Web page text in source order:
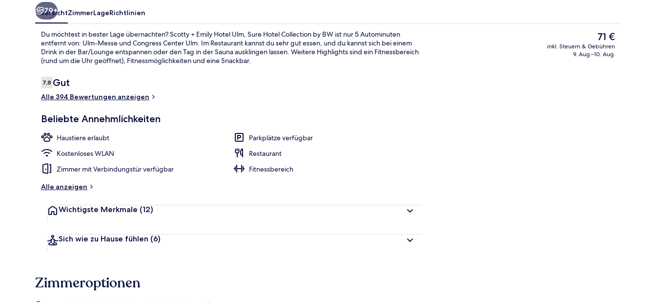
Außenbereich
79+
ÜbersichtZimmerLageRichtlinien
Du möchtest in bester Lage übernachten? Scotty + Emily Hotel Ulm, Sure Hotel Collection by BW ist nur 5 Autominuten
entfernt von: Ulm-Messe und Congress Center Ulm. Im Restaurant kannst du sehr gut essen, und du kannst sich bei einem
Drink in der Bar/Lounge entspannen oder den Tag in der Sauna ausklingen lassen. Weitere Highlights sind ein Fitnessbereich
(rund um die Uhr geöffnet), Fitnessmöglichkeiten und eine Snackbar.
Bewertungen
7,87,8 von 10.
Gut
Alle 394 Bewertungen anzeigen
Beliebte Annehmlichkeiten
Haustiere erlaubt
Parkplätze verfügbar
Kostenloses WLAN
Restaurant
Zimmer mit Verbindungstür verfügbar
Fitnessbereich
Alle anzeigen
Wichtigste Merkmale (12)
Sich wie zu Hause fühlen (6)
Der
aktuelle
Preis
71 €
inkl. Steuern & Gebühren
9. Aug.–10. Aug.
Zimmeroptionen